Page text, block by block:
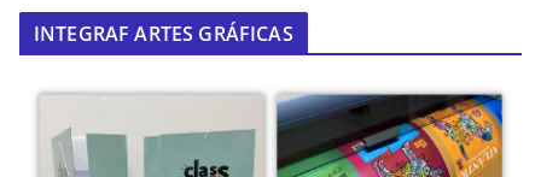
INTEGRAF ARTES GRÁFICAS